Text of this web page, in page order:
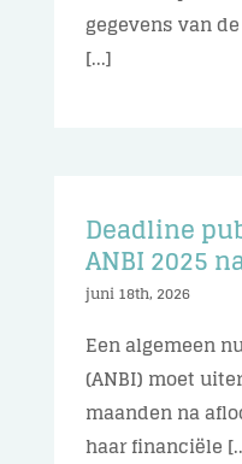
gegevens van
[...]
Deadline
ANBI 2025
juni 18th, 2026
Een algemeen
(ANBI) moet
maanden na
haar financiële